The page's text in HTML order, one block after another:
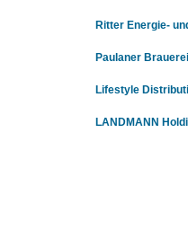
Ritter Energie-
Paulaner
Lifestyle
LANDMANN